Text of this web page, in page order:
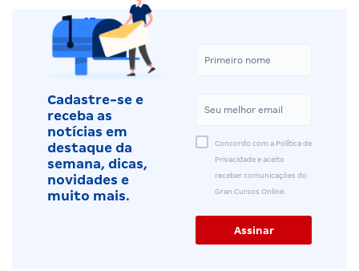
Cadastre-se e
receba as
notícias em
destaque da
semana, dicas,
novidades e
muito mais.
Concordo com a Política de
Privacidade e aceito
receber comunicações do
Gran Cursos Online.